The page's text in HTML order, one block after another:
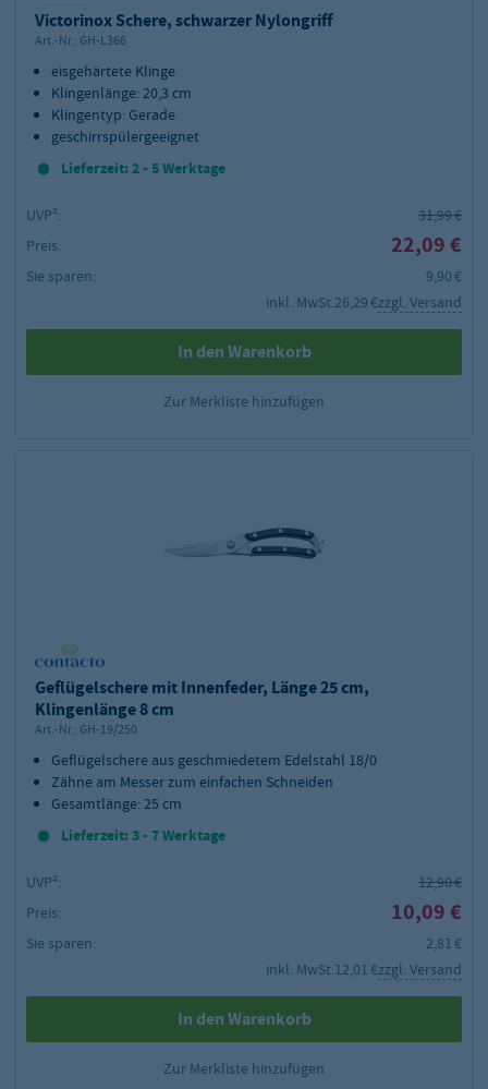
Victorinox Schere, schwarzer Nylongriff
Art.-Nr.: GH-L366
eisgehärtete Klinge
Klingenlänge: 20,3 cm
Klingentyp: Gerade
geschirrspülergeeignet
Lieferzeit: 2 - 5 Werktage
UVP²:
31,99 €
Preis:
22,09 €
Sie sparen:
9,90 €
inkl. MwSt.26,29 €zzgl. Versand
In den Warenkorb
Zur Merkliste hinzufügen
Geflügelschere mit Innenfeder, Länge 25 cm,
Klingenlänge 8 cm
Art.-Nr.: GH-19/250
Geflügelschere aus geschmiedetem Edelstahl 18/0
Zähne am Messer zum einfachen Schneiden
Gesamtlänge: 25 cm
Lieferzeit: 3 - 7 Werktage
UVP²:
12,90 €
Preis:
10,09 €
Sie sparen:
2,81 €
inkl. MwSt.12,01 €zzgl. Versand
In den Warenkorb
Zur Merkliste hinzufügen